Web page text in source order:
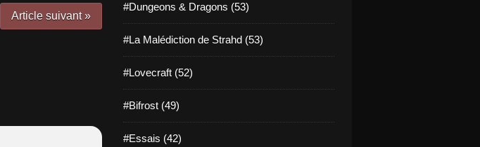
Article suivant »
#Dungeons & Dragons (53)
#La Malédiction de Strahd (53)
#Lovecraft (52)
#Bifrost (49)
#Essais (42)